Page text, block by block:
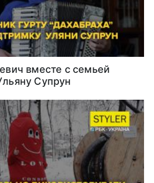
вместе с семьей
Супрун